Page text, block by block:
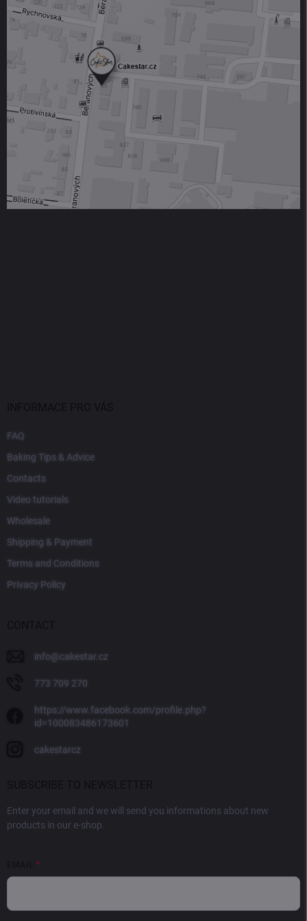
FAQ
Baking Tips & Advice
Contacts
Video tutorials
Wholesale
Shipping & Payment
Terms and Conditions
Privacy Policy
info@cakestar.cz
773 709 270
https://www.facebook.com/profile.php?
id=100083486173601
cakestarcz
Enter your email and we will send you informations about new
products in our e-shop.